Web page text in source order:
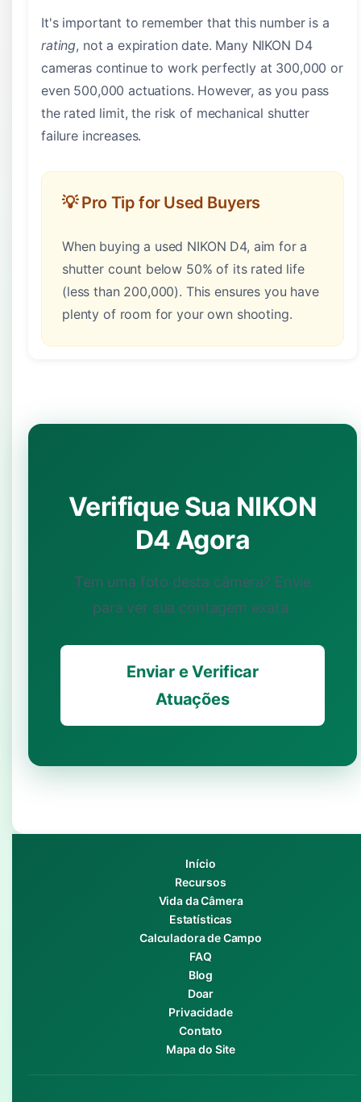
It's important to remember that this number is a
rating, not a expiration date. Many NIKON D4
cameras continue to work perfectly at 300,000 or
even 500,000 actuations. However, as you pass
the rated limit, the risk of mechanical shutter
failure increases.
💡 Pro Tip for Used Buyers
When buying a used NIKON D4, aim for a
shutter count below 50% of its rated life
(less than 200,000). This ensures you have
plenty of room for your own shooting.
Verifique Sua NIKON
D4 Agora
Tem uma foto desta câmera? Envie
para ver sua contagem exata.
Enviar e Verificar
Atuações
Início
Recursos
Vida da Câmera
Estatísticas
Calculadora de Campo
FAQ
Blog
Doar
Privacidade
Contato
Mapa do Site